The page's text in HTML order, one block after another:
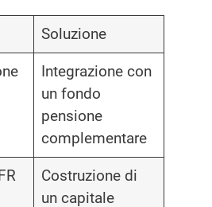
Soluzione
Integrazione con
un fondo
pensione
complementare
Costruzione di
un capitale